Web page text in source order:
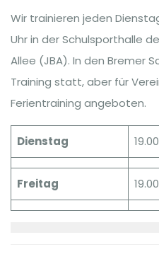
Wir trainieren jeden
Uhr in der Schulsporthalle
Allee (JBA). In den Bremer
Training statt, aber für
Ferientraining angeboten.
Dienstag
Freitag